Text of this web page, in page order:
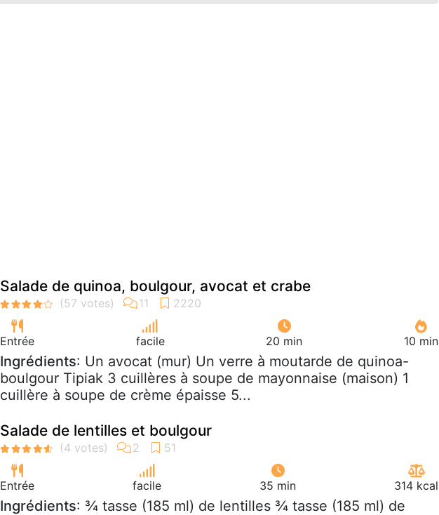
Salade de quinoa, boulgour, avocat et crabe
Entrée facile 20 min 10 min
Ingrédients: Un avocat (mur) Un verre à moutarde de quinoa-
boulgour Tipiak 3 cuillères à soupe de mayonnaise (maison) 1
cuillère à soupe de crème épaisse 5...
Salade de lentilles et boulgour
Entrée facile 35 min 314 kcal
Ingrédients: ¾ tasse (185 ml) de lentilles ¾ tasse (185 ml) de